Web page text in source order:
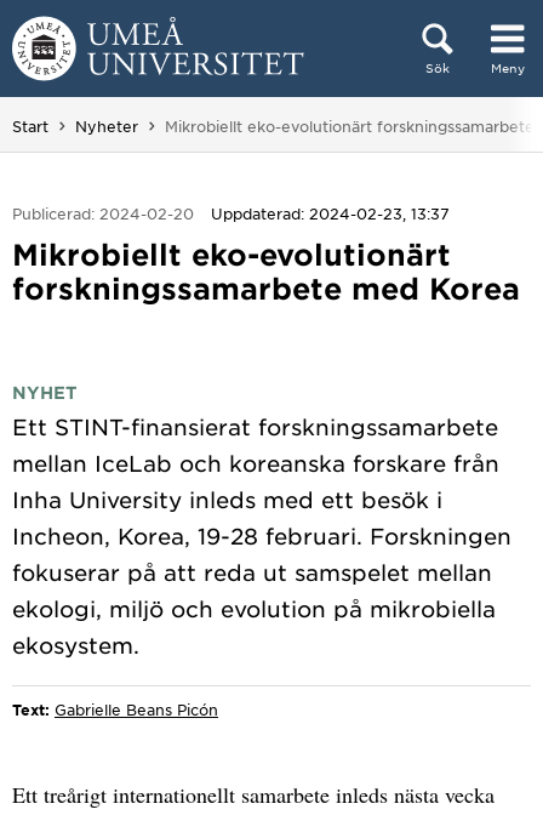
Hoppa direkt till innehållet
Sök Meny
Huvudmenyn dold.
Start Nyheter Du är här:
Mikrobiellt eko-evolutionärt forskningssamarbete
Publicerad: 2024-02-20 Uppdaterad: 2024-02-23, 13:37
Mikrobiellt eko-evolutionärt
forskningssamarbete med Korea
NYHET
Ett STINT-finansierat forskningssamarbete
mellan IceLab och koreanska forskare från
Inha University inleds med ett besök i
Incheon, Korea, 19-28 februari. Forskningen
fokuserar på att reda ut samspelet mellan
ekologi, miljö och evolution på mikrobiella
Text: Gabrielle Beans Picón
Ett treårigt internationellt samarbete inleds nästa vecka